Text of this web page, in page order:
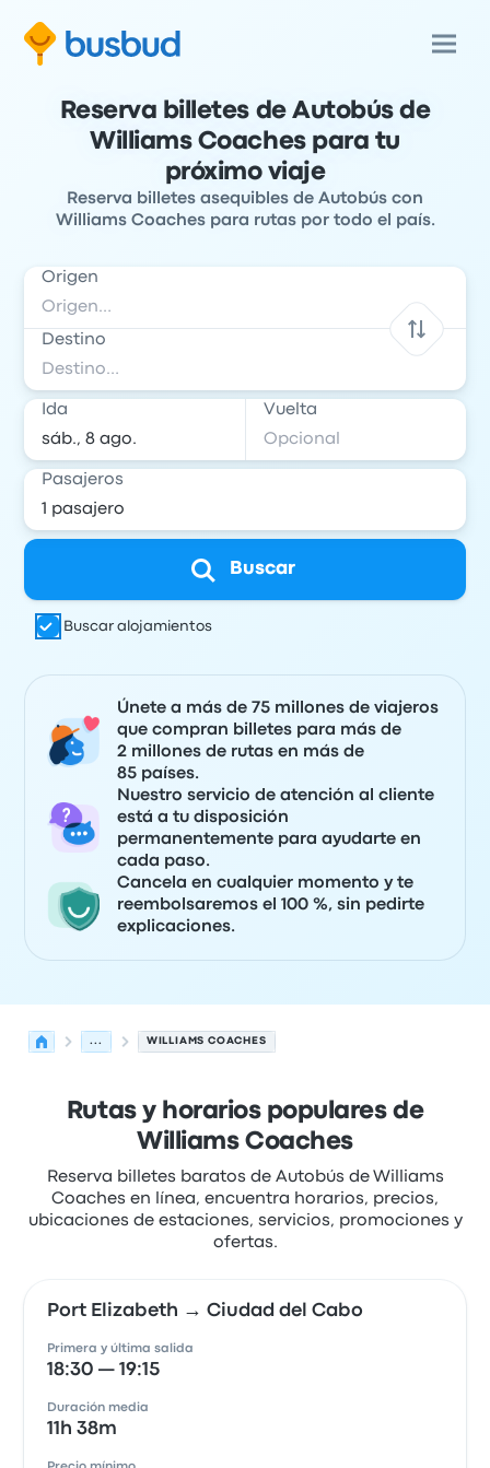
Reserva billetes de Autobús de
Williams Coaches para tu
próximo viaje
Reserva billetes asequibles de Autobús con
Williams Coaches para rutas por todo el país.
Origen
Destino
Ida Vuelta
Pasajeros
Buscar
Buscar alojamientos
Únete a más de 75 millones de viajeros
que compran billetes para más de
2 millones de rutas en más de
85 países.
Nuestro servicio de atención al cliente
está a tu disposición
permanentemente para ayudarte en
cada paso.
Cancela en cualquier momento y te
reembolsaremos el 100 %, sin pedirte
explicaciones.
... WILLIAMS COACHES
Rutas y horarios populares de
Williams Coaches
Reserva billetes baratos de Autobús de Williams
Coaches en línea, encuentra horarios, precios,
ubicaciones de estaciones, servicios, promociones y
ofertas.
Port Elizabeth → Ciudad del Cabo
Primera y última salida
18:30 — 19:15
Duración media
11h 38m